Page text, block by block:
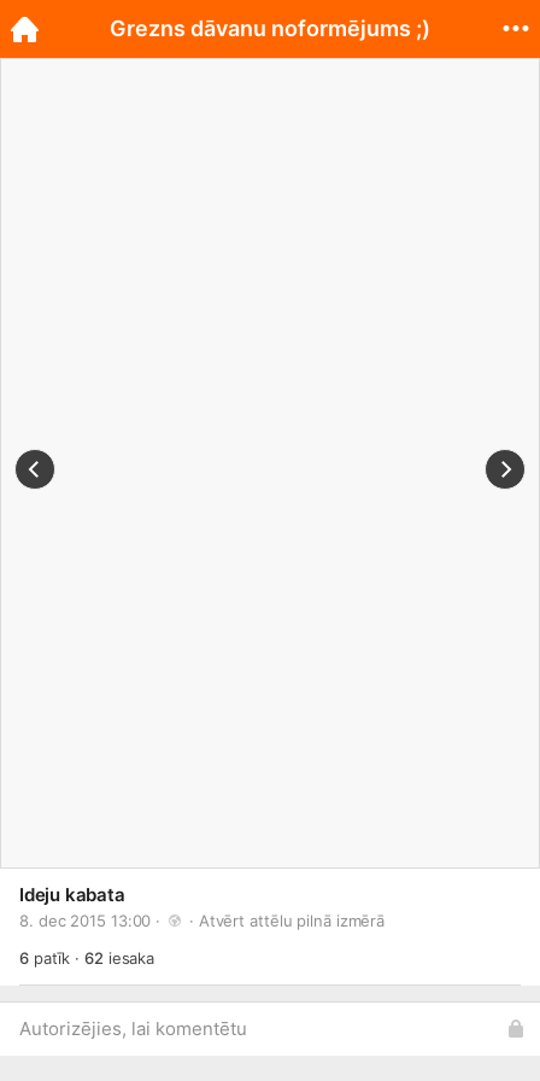
Ideju kabata
8. dec 2015 13:00 · · Atvērt attēlu pilnā izmērā
6patīk ·62 iesaka
Autorizējies, lai komentētu
Grezns dāvanu noformējums ;)